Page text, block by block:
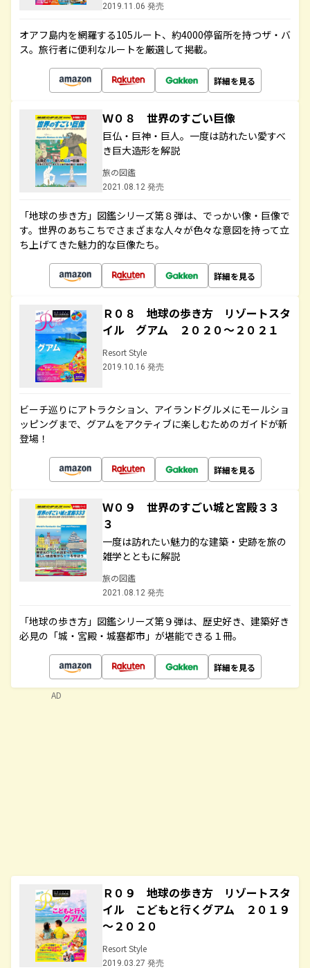
2019.11.06 発売
オアフ島内を網羅する105ルート、約4000停留所を持つザ・バ
ス。旅行者に便利なルートを厳選して掲載。
詳細を見る
Ｗ０８ 世界のすごい巨像
巨仏・巨神・巨人。一度は訪れたい愛すべ
き巨大造形を解説
旅の図鑑
2021.08.12 発売
「地球の歩き方」図鑑シリーズ第８弾は、でっかい像・巨像で
す。世界のあちこちでさまざまな人々が色々な意図を持って立
ち上げてきた魅力的な巨像たち。
詳細を見る
Ｒ０８ 地球の歩き方 リゾートスタ
イル グアム ２０２０～２０２１
Resort Style
2019.10.16 発売
ビーチ巡りにアトラクション、アイランドグルメにモールショ
ッピングまで、グアムをアクティブに楽しむためのガイドが新
登場！
詳細を見る
Ｗ０９ 世界のすごい城と宮殿３３
３
一度は訪れたい魅力的な建築・史跡を旅の
雑学とともに解説
旅の図鑑
2021.08.12 発売
「地球の歩き方」図鑑シリーズ第９弾は、歴史好き、建築好き
必見の「城・宮殿・城塞都市」が堪能できる１冊。
詳細を見る
Ｒ０９ 地球の歩き方 リゾートスタ
イル こどもと行くグアム ２０１９
～２０２０
Resort Style
2019.03.27 発売
AD